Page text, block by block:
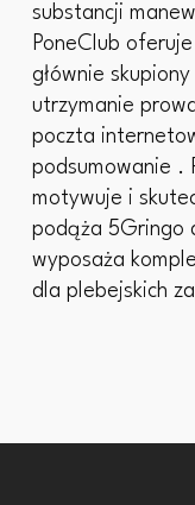
substancji
PoneClub
głównie
utrzymanie
poczta
podsumowanie .
motywuje i
podąża 5Gringo
wyposaża
dla plebejskich